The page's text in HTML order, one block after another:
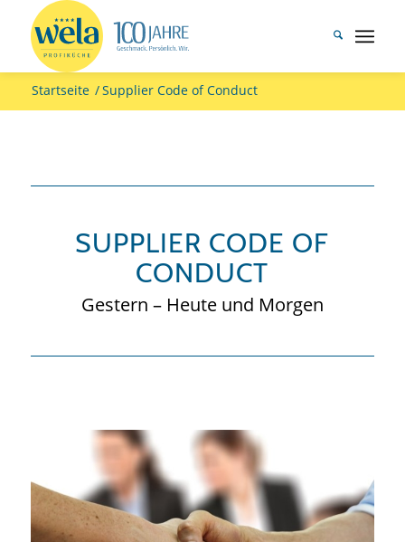
Startseite /Supplier Code of Conduct
SUPPLIER CODE OF
CONDUCT
Gestern – Heute und Morgen